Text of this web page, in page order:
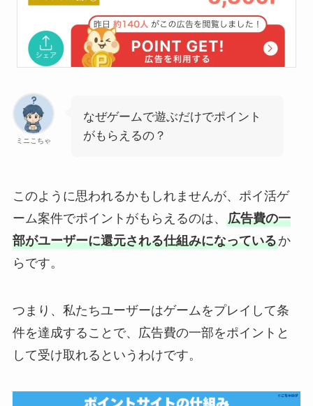
ミニこちゃ
なぜゲームで遊ぶだけでポイント
がもらえるの？
このように思われるかもしれませんが、ポイ活ゲ
ーム案件でポイントがもらえるのは、 広告費の一
部がユーザーに還元される仕組みになっているか
らです。
つまり、私たちユーザーはゲームをプレイして条
件を達成することで、広告費の一部をポイントと
して受け取れるというわけです。